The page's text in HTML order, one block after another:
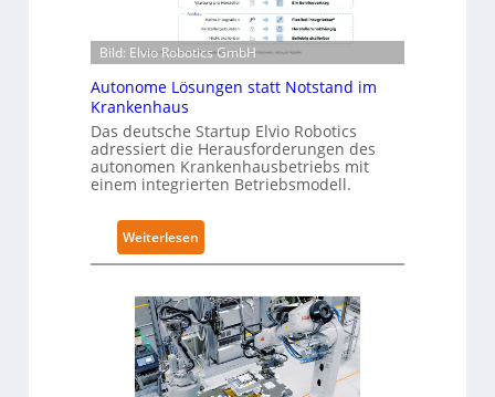
e
l
-
2
Z
e
r
i
f
z
i
e
r
u
o
b
o
t
c
s
e
r
w
i
e
r
t
g
Bild: Elvio Robotics GmbH
Autonome Lösungen statt Notstand im
Krankenhaus
Das deutsche Startup Elvio Robotics
adressiert die Herausforderungen des
autonomen Krankenhausbetriebs mit
einem integrierten Betriebsmodell.
Weiterlesen
A
t
o
n
o